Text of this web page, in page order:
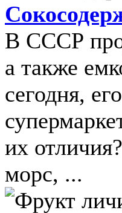
В СССР
а также
сегодня,
их
морс, ...